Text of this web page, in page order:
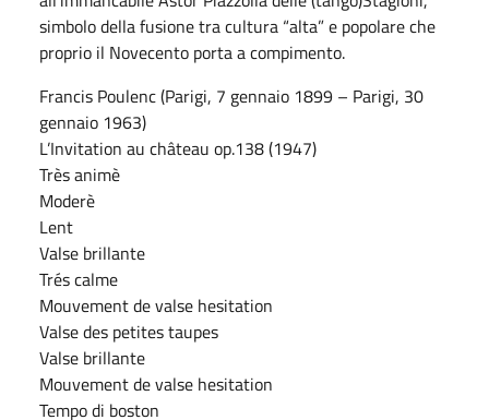
simbolo della fusione tra cultura “alta” e popolare che
proprio il Novecento porta a compimento.
Francis Poulenc (Parigi, 7 gennaio 1899 – Parigi, 30
gennaio 1963)
L’Invitation au château op.138 (1947)
Très animè
Moderè
Lent
Valse brillante
Trés calme
Mouvement de valse hesitation
Valse des petites taupes
Valse brillante
Mouvement de valse hesitation
Tempo di boston